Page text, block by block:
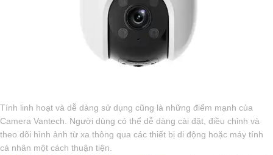
Tính linh hoạt và dễ dàng sử dụng cũng là những điểm mạnh của
Camera Vantech. Người dùng có thể dễ dàng cài đặt, điều chỉnh và
theo dõi hình ảnh từ xa thông qua các thiết bị di động hoặc máy tính
cá nhân một cách thuận tiện.